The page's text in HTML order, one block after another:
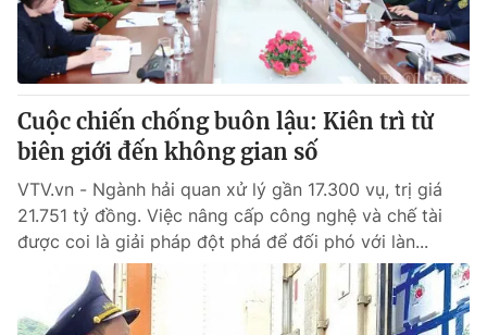
VTV4 Vươn mình bằng AI
VTV9 VTV8
Liên hệ tòa soạn English
THỜI BÁO VTV
Cuộc chiến chống buôn lậu: Kiên trì từ
biên giới đến không gian số
VTV.vn - Ngành hải quan xử lý gần 17.300 vụ, trị giá
21.751 tỷ đồng. Việc nâng cấp công nghệ và chế tài
được coi là giải pháp đột phá để đối phó với làn...